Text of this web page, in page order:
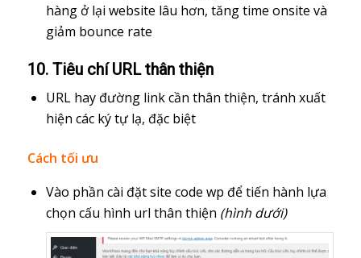
hàng ở lại website lâu hơn, tăng time onsite và
giảm bounce rate
10. Tiêu chí URL thân thiện
URL hay đường link cần thân thiện, tránh xuất
hiện các ký tự lạ, đặc biệt
Cách tối ưu
Vào phần cài đặt site code wp để tiến hành lựa
chọn cấu hình url thân thiện (hình dưới)